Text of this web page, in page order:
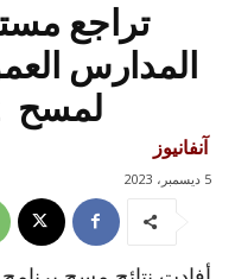
تراجع
المدارس
لمسح PISA 2022
آنفانيوز
5 ديسمبر، 2023